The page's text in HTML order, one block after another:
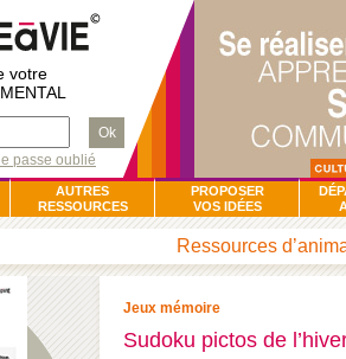
votre
Ok
passe oublié
AUTRES
RESSOURCES
PROPOSER
VOS IDÉES
Ressources
Jeux mémoire
Sudoku pictos de